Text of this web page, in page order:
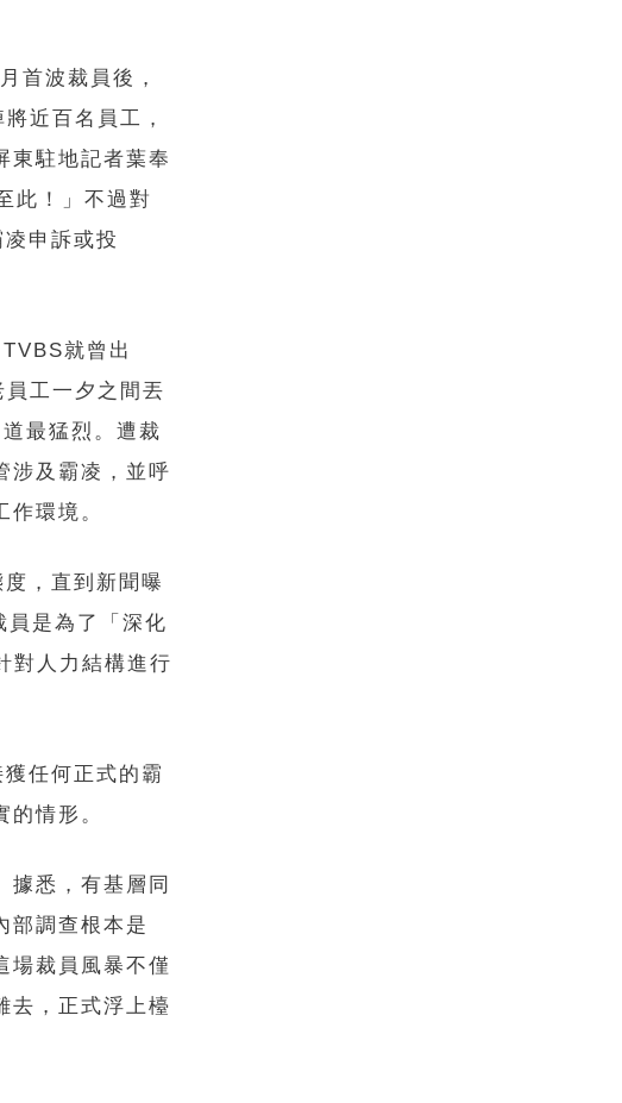
首波裁員後，
近百名員工，
東駐地記者葉奉
此！」不過對
申訴或投
就曾出
工一夕之間丟
最猛烈。遭裁
涉及霸凌，並呼
環境。
，直到新聞曝
是為了「深化
對人力結構進行
任何正式的霸
情形。
據悉，有基層同
部調查根本是
場裁員風暴不僅
去，正式浮上檯